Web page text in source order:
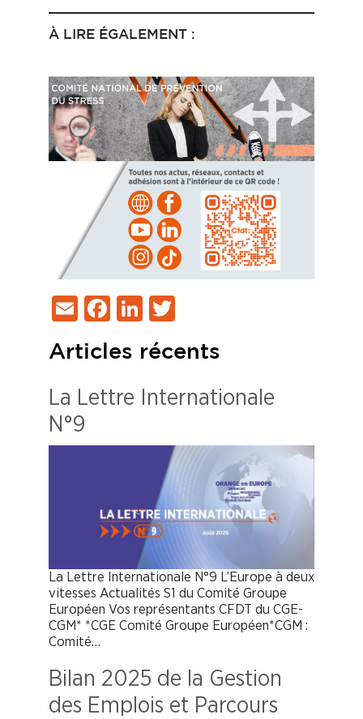
À LIRE ÉGALEMENT :
EmailFacebook
LinkedIn
Articles récents
La Lettre Internationale
N°9
La Lettre Internationale N°9 L’Europe à deux
vitesses Actualités S1 du Comité Groupe
Européen Vos représentants CFDT du CGE-
CGM* *CGE Comité Groupe Européen*CGM :
Comité…
Bilan 2025 de la Gestion
des Emplois et Parcours